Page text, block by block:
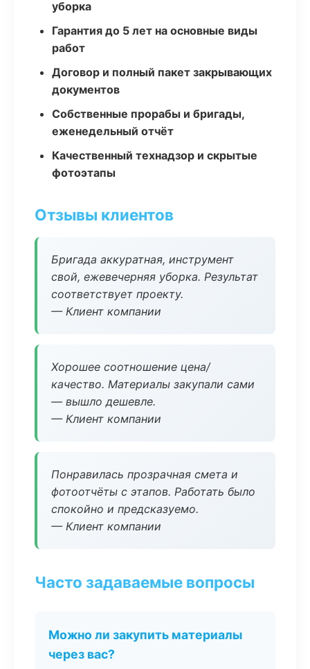
уборка
Гарантия до 5 лет на основные виды
работ
Договор и полный пакет закрывающих
документов
Собственные прорабы и бригады,
еженедельный отчёт
Качественный технадзор и скрытые
фотоэтапы
Отзывы клиентов
Бригада аккуратная, инструмент
свой, ежевечерняя уборка. Результат
соответствует проекту.
— Клиент компании
Хорошее соотношение цена/
качество. Материалы закупали сами
— вышло дешевле.
— Клиент компании
Понравилась прозрачная смета и
фотоотчёты с этапов. Работать было
спокойно и предсказуемо.
— Клиент компании
Часто задаваемые вопросы
Можно ли закупить материалы
через вас?